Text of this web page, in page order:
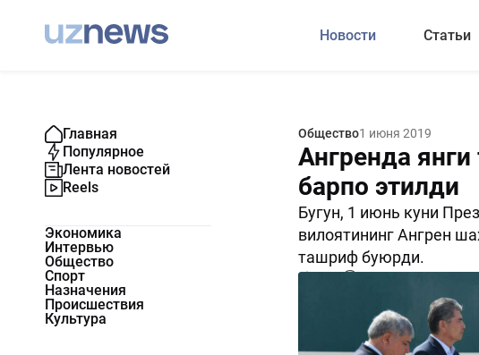
Новости Статьи
Главная
Популярное
Лента новостей
Reels
Экономика
Интервью
Общество
Спорт
Назначения
Происшествия
Культура
Общество1 июня 2019
Ангренда
барпо этилди
Бугун, 1 июнь куни
вилоятининг Ангрен
ташриф буюрди.